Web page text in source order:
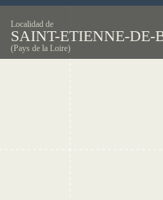
Localidad de
SAINT-ETIENNE-DE-
(Pays de la Loire)